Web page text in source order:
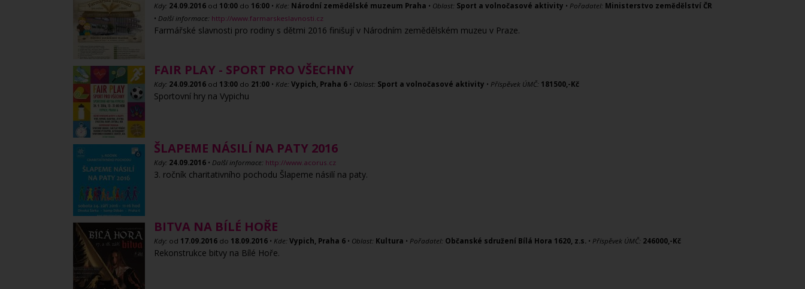
Kdy: 24.09.2016 od 10:00 do 16:00 • Kde: Národní zemědělské muzeum Praha • Oblast: Sport a volnočasové aktivity • Pořadatel: Ministerstvo zemědělství ČR
• Další informace: http://www.farmarskeslavnosti.cz
Farmářské slavnosti pro rodiny s dětmi 2016 finišují v Národním zemědělském muzeu v Praze.
FAIR PLAY - SPORT PRO VŠECHNY
Kdy: 24.09.2016 od 13:00 do 21:00 • Kde: Vypich, Praha 6 • Oblast: Sport a volnočasové aktivity • Příspěvek ÚMČ: 181500,-Kč
Sportovní hry na Vypichu
ŠLAPEME NÁSILÍ NA PATY 2016
Kdy: 24.09.2016 • Další informace: http://www.acorus.cz
3. ročník charitativního pochodu Šlapeme násilí na paty.
BITVA NA BÍLÉ HOŘE
Kdy: od 17.09.2016 do 18.09.2016 • Kde: Vypich, Praha 6 • Oblast: Kultura • Pořadatel: Občanské sdružení Bílá Hora 1620, z.s. • Příspěvek ÚMČ: 246000,-Kč
Rekonstrukce bitvy na Bílé Hoře.